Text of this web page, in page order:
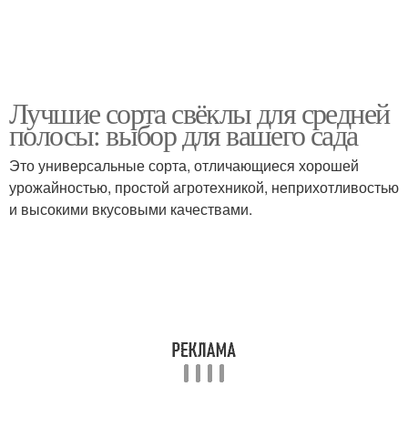
Лучшие сорта свёклы для средней
полосы: выбор для вашего сада
Это универсальные сорта, отличающиеся хорошей
урожайностью, простой агротехникой, неприхотливостью
и высокими вкусовыми качествами.